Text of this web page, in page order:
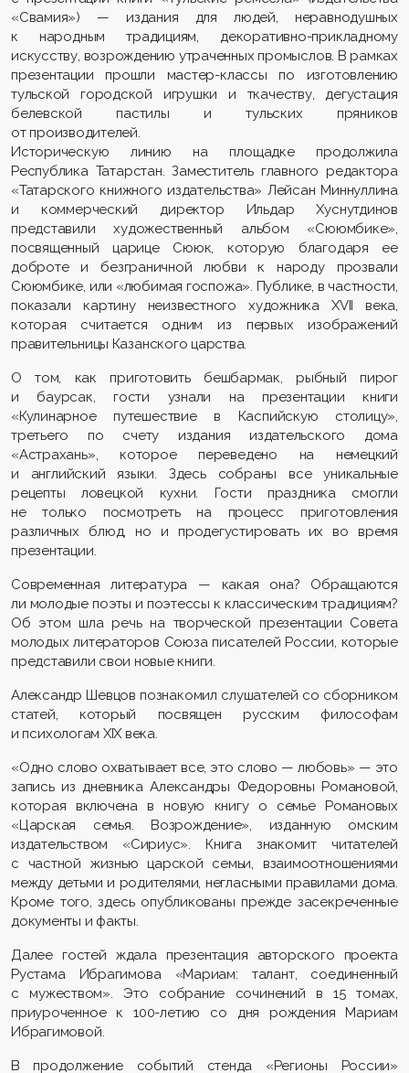
«Свамия») — издания для людей, неравнодушных
к народным традициям, декоративно-прикладному
искусству, возрождению утраченных промыслов. В рамках
презентации прошли мастер-классы по изготовлению
тульской городской игрушки и ткачеству, дегустация
белевской пастилы и тульских пряников
от производителей.
Историческую линию на площадке продолжила
Республика Татарстан. Заместитель главного редактора
«Татарского книжного издательства» Лейсан Миннуллина
и коммерческий директор Ильдар Хуснутдинов
представили художественный альбом «Сююмбике»,
посвященный царице Сююк, которую благодаря ее
доброте и безграничной любви к народу прозвали
Сююмбике, или «любимая госпожа». Публике, в частности,
показали картину неизвестного художника XVII
века,
которая считается одним из первых изображений
правительницы Казанского царства.
О том, как приготовить бешбармак, рыбный пирог
и баурсак, гости узнали на презентации книги
«Кулинарное путешествие в Каспийскую столицу»,
третьего по счету издания издательского дома
«Астрахань», которое переведено на немецкий
и английский языки. Здесь собраны все уникальные
рецепты ловецкой кухни. Гости праздника смогли
не только посмотреть на процесс приготовления
различных блюд, но и продегустировать их во время
презентации.
Современная литература — какая она? Обращаются
ли молодые поэты и поэтессы к классическим традициям?
Об этом шла речь на творческой презентации Совета
молодых литераторов Союза писателей России, которые
представили свои новые книги.
Александр Шевцов познакомил слушателей со сборником
статей, который посвящен русским философам
и психологам XIX века.
«Одно слово охватывает все, это слово — любовь» — это
запись из дневника Александры Федоровны Романовой,
которая включена в новую книгу о семье Романовых
«Царская семья. Возрождение», изданную омским
издательством «Сириус». Книга знакомит читателей
с частной жизнью царской семьи, взаимоотношениями
между детьми и родителями, негласными правилами дома.
Кроме того, здесь опубликованы прежде засекреченные
документы и факты.
Далее гостей ждала презентация авторского проекта
Рустама Ибрагимова «Мариам: талант, соединенный
с мужеством». Это собрание сочинений в 15 томах,
приуроченное к 100-летию со дня рождения Мариам
Ибрагимовой.
В продолжение событий стенда «Регионы России»